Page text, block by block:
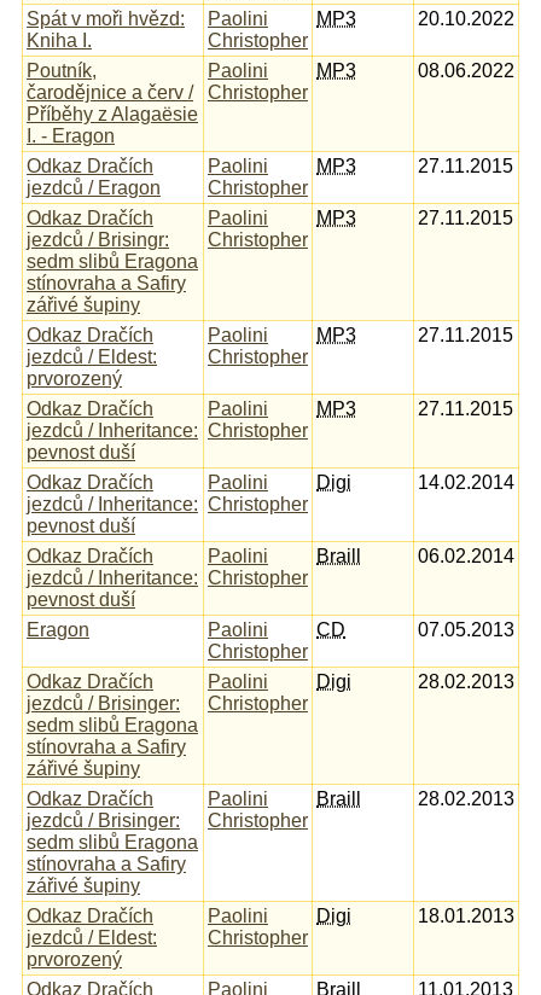
Spát v moři hvězd:
Kniha I.
Paolini
Christopher
MP3 20.10.2022
Poutník,
čarodějnice a červ /
Příběhy z Alagaësie
I. - Eragon
Paolini
Christopher
MP3 08.06.2022
Odkaz Dračích
jezdců / Eragon
Paolini
Christopher
MP3 27.11.2015
Odkaz Dračích
jezdců / Brisingr:
sedm slibů Eragona
stínovraha a Safiry
zářivé šupiny
Paolini
Christopher
MP3 27.11.2015
Odkaz Dračích
jezdců / Eldest:
prvorozený
Paolini
Christopher
MP3 27.11.2015
Odkaz Dračích
jezdců / Inheritance:
pevnost duší
Paolini
Christopher
MP3 27.11.2015
Odkaz Dračích
jezdců / Inheritance:
pevnost duší
Paolini
Christopher
Digi 14.02.2014
Odkaz Dračích
jezdců / Inheritance:
pevnost duší
Paolini
Christopher
Braill 06.02.2014
Eragon
Paolini
Christopher
CD 07.05.2013
Odkaz Dračích
jezdců / Brisinger:
sedm slibů Eragona
stínovraha a Safiry
zářivé šupiny
Paolini
Christopher
Digi 28.02.2013
Odkaz Dračích
jezdců / Brisinger:
sedm slibů Eragona
stínovraha a Safiry
zářivé šupiny
Paolini
Christopher
Braill 28.02.2013
Odkaz Dračích
jezdců / Eldest:
prvorozený
Paolini
Christopher
Digi 18.01.2013
Odkaz Dračích
Paolini
Braill 11.01.2013